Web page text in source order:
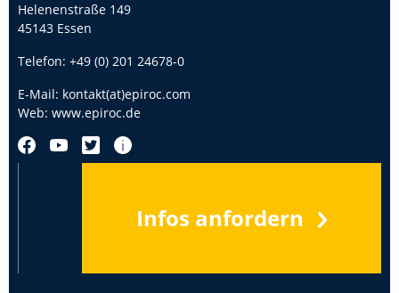
Helenenstraße 149
45143 Essen
Telefon: +49 (0) 201 24678-0
E-Mail: kontakt(at)epiroc.com
Web: www.epiroc.de
Infos anfordern